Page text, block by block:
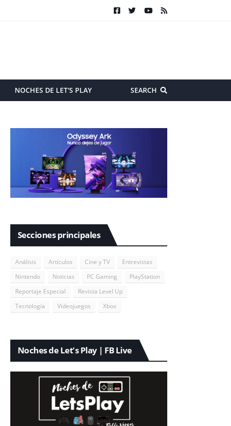
NOCHES DE LET'S PLAY SEARCH
Secciones principales
Análisis Artículos Cine y TV
Entrevistas
Nintendo
Noticias PC Gaming
PlayStation
Reportaje Especial
Revista Level Up
Tecnología
Videojuegos Xbox
Noches de Let's Play | FB Live